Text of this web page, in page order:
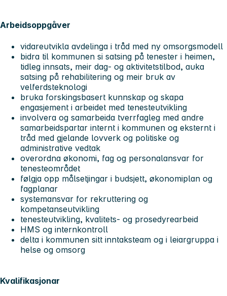
Arbeidsoppgåver
vidareutvikla avdelinga i tråd med ny omsorgsmodell
bidra til kommunen si satsing på tenester i heimen,
tidleg innsats, meir dag- og aktivitetstilbod, auka
satsing på rehabilitering og meir bruk av
velferdsteknologi
bruka forskingsbasert kunnskap og skapa
engasjement i arbeidet med tenesteutvikling
involvera og samarbeida tverrfagleg med andre
samarbeidspartar internt i kommunen og eksternt i
tråd med gjelande lovverk og politiske og
administrative vedtak
overordna økonomi, fag og personalansvar for
tenesteområdet
følgja opp målsetjingar i budsjett, økonomiplan og
fagplanar
systemansvar for rekruttering og
kompetanseutvikling
tenesteutvikling, kvalitets- og prosedyrearbeid
HMS og internkontroll
delta i kommunen sitt inntaksteam og i leiargruppa i
helse og omsorg
Kvalifikasjonar